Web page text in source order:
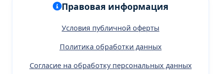
Правовая информация
Условия публичной оферты
Политика обработки данных
Согласие на обработку персональных данных